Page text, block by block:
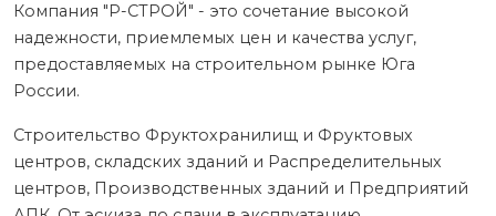
Компания "Р-СТРОЙ" - это сочетание высокой
надежности, приемлемых цен и качества услуг,
предоставляемых на строительном рынке Юга
России.
Строительство Фруктохранилищ и Фруктовых
центров, складских зданий и Распределительных
центров, Производственных зданий и Предприятий